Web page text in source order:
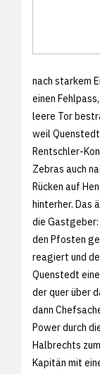
nach starkem
einen
leere Tor
weil Quenstedt
Rentschler-
Zebras auch
Rücken auf
hinterher. Das
die
den Pfosten
reagiert und
Quenstedt
der quer über
dann
Power durch
Halbrechts
Kapitän mit